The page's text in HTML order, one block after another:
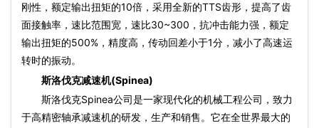
刚性，额定输出扭矩的10倍，采用全新的TTS齿形，提高了齿
面接触率，速比范围宽，速比30~300，抗冲击能力强，额定
输出扭矩的500%，精度高，传动回差小于1分，减小了高速运
转时的振动。
斯洛伐克减速机(Spinea)
斯洛伐克Spinea公司是一家现代化的机械工程公司，致力
于高精密轴承减速机的研发，生产和销售。它在全世界最大的